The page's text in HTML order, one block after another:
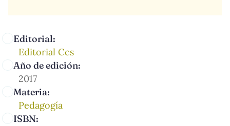
Editorial:
Editorial Ccs
Año de edición:
2017
Materia:
Pedagogía
ISBN: